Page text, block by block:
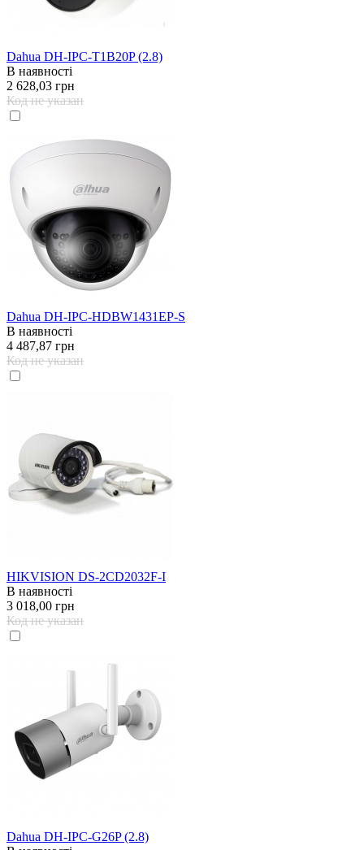
Dahua DH-IPC-T1B20P (2.8)
В наявності
2 628,03 грн
Код не указан
Dahua DH-IPC-HDBW1431EP-S
В наявності
4 487,87 грн
Код не указан
HIKVISION DS-2CD2032F-I
В наявності
3 018,00 грн
Код не указан
Dahua DH-IPC-G26P (2.8)